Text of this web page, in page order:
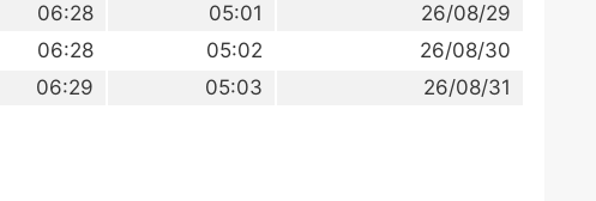
26/08/29
05:01
06:28
26/08/30
05:02
06:28
26/08/31
05:03
06:29